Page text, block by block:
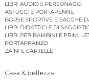
LIBRI AUDIO E PERSONAGGI
ASTUCCI E PORTAPENNE
BORSE SPORTIVE E SACCHE
LIBRI DIDATTICI E DI
LIBRI PER BAMBINI E PRIMI
PORTAPRANZO
ZAINI E CARTELLE
Casa & bellezza